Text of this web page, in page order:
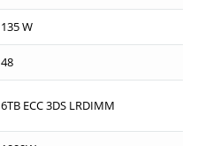
135 W
48
6TB ECC 3DS LRDIMM